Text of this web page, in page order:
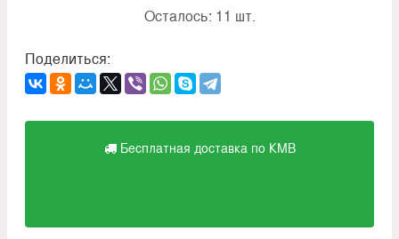
Осталось: 11 шт.
Поделиться:
Бесплатная доставка по КМВ